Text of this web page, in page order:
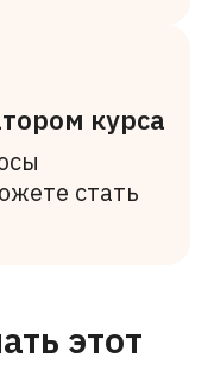
курса
стать
этот